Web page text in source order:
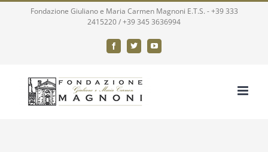
Fondazione Giuliano e Maria Carmen Magnoni E.T.S. -+39 333
2415220/+39 345 3636994
Facebook
X YouTube